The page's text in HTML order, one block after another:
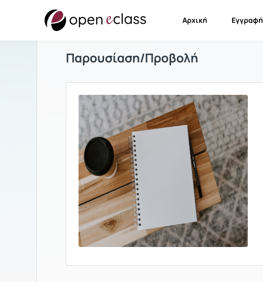
Αρχική Εγγραφή
Παρουσίαση/Προβολή